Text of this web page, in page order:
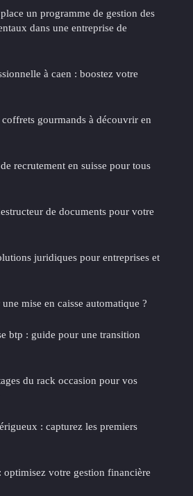
un programme de gestion des
dans une entreprise de
à caen : boostez votre
coffrets gourmands à découvrir en
recrutement en suisse pour tous
de documents pour votre
juridiques pour entreprises et
mise en caisse automatique ?
btp : guide pour une transition
du rack occasion pour vos
: capturez les premiers
optimisez votre gestion financière